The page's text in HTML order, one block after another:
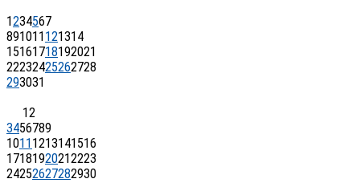
1234567
891011 121314
15161718192021
22232425262728
293031
12
3456789
1011 1213141516
17181920212223
24252627282930